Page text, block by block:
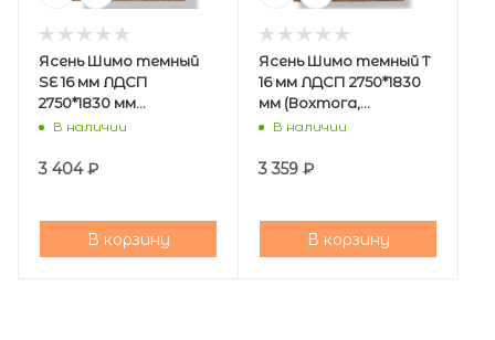
Ясень Шимо темный
SE 16 мм ЛДСП
2750*1830 мм
(СвиссКроно)/33
В наличии
3 404₽
В корзину
Ясень Шимо темный Т
16 мм ЛДСП 2750*1830
мм (Вохтога,
ЧФМК)/38
В наличии
3 359 ₽
В корзину